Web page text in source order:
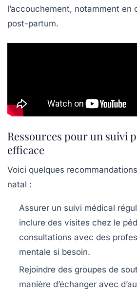
l’accouchement, notamment en
post-partum.
Ressources pour un suivi
efficace
Voici quelques
natal :
Assurer un suivi médical
inclure des visites chez le
consultations avec des
mentale si besoin.
Rejoindre des groupes de
manière d’échanger avec